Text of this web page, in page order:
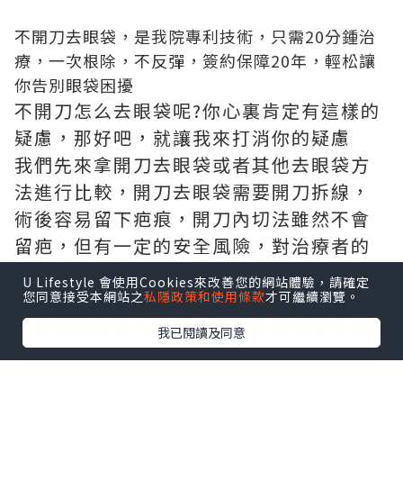
不開刀去眼袋，是我院專利技術，只需20分鍾治
療，一次根除，不反彈，簽約保障20年，輕松讓
你告別眼袋困擾
不開刀怎么去眼袋呢?你心裏肯定有這樣的
疑慮，那好吧，就讓我來打消你的疑慮
我們先來拿開刀去眼袋或者其他去眼袋方
法進行比較，開刀去眼袋需要開刀拆線，
術後容易留下疤痕，開刀內切法雖然不會
留疤，但有一定的安全風險，對治療者的
技術要求極高。其他的去眼袋方法雖然沒
有風險，但是療程長，見效慢，對於時間
不是很富裕的人來說，很容易影響到生活
和工作。
U Lifestyle 會使用Cookies來改善您的網站體驗，請確定
您同意接受本網站之私隱政策和使用條款才可繼續瀏覽。
我已閱讀及同意